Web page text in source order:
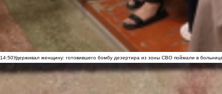
14:50Удерживал женщину: готовившего бомбу дезертира из зоны СВО поймали в